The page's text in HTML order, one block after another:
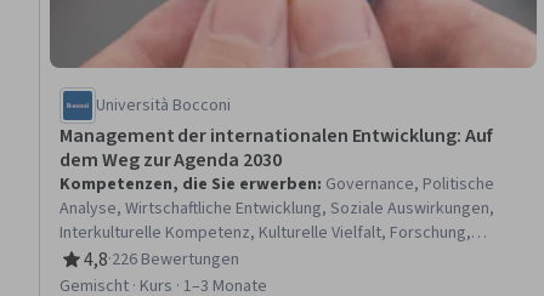
Università Bocconi
Management der internationalen Entwicklung: Auf
dem Weg zur Agenda 2030
Kompetenzen, die Sie erwerben: Governance, Politische
Analyse, Wirtschaftliche Entwicklung, Soziale Auswirkungen,
Interkulturelle Kompetenz, Kulturelle Vielfalt, Forschung,
Internationale Beziehungen, Internationale Finanzen,
Stakeholder-Management, Humankapital, Strategie der
4,8
Bewertung, 4,8 von 5 Sternen
·226 Bewertungen
Gemischt · Kurs · 1–3 Monate